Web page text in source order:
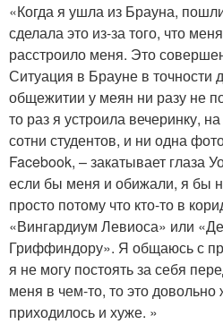
«Когда я ушла из Брауна,
сделала это из-за того, что
расстроило меня. Это
Ситуация в Брауне в точности
общежитии у меян ни разу не
то раз я устроила вечеринку,
сотни студентов, и ни одна
Facebook, – закатывает глаза
если бы меня и обижали, я бы
просто потому что кто-то в
«Вингардиум Левиоса» или
Гриффиндору». Я общаюсь с
я не могу постоять за себя
меня в чем-то, то это
приходилось и хуже. »